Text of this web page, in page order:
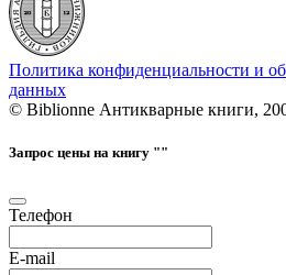
Политика конфиденциальности и
данных
© Biblionne Антикварные книги,
Запрос цены на книгу ""
Телефон
E-mail